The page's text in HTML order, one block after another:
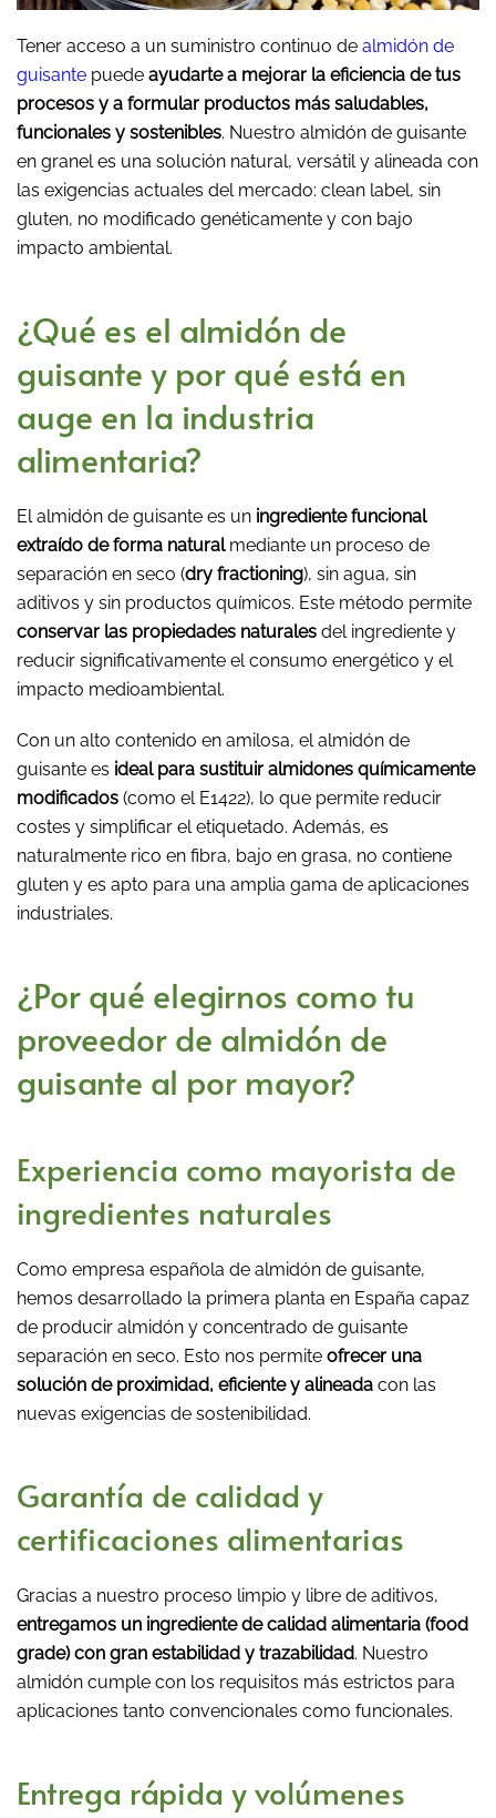
Tener acceso a un suministro continuo de almidón de
guisante puede ayudarte a mejorar la eficiencia de tus
procesos y a formular productos más saludables,
funcionales y sostenibles. Nuestro almidón de guisante
en granel es una solución natural, versátil y alineada con
las exigencias actuales del mercado: clean label, sin
gluten, no modificado genéticamente y con bajo
impacto ambiental.
¿Qué es el almidón de
guisante y por qué está en
auge en la industria
alimentaria?
El almidón de guisante es un ingrediente funcional
extraído de forma naturalmediante un proceso de
separación en seco (dry fractioning), sin agua, sin
aditivos y sin productos químicos. Este método permite
conservar las propiedades naturales del ingrediente y
reducir significativamente el consumo energético y el
impacto medioambiental.
Con un alto contenido en amilosa, el almidón de
guisante es ideal para sustituir almidones químicamente
modificados (como el E1422), lo que permite reducir
costes y simplificar el etiquetado. Además, es
naturalmente rico en fibra, bajo en grasa, no contiene
gluten y es apto para una amplia gama de aplicaciones
industriales.
¿Por qué elegirnos como tu
proveedor de almidón de
guisante al por mayor?
Experiencia como mayorista de
ingredientes naturales
Como empresa española de almidón de guisante,
hemos desarrollado la primera planta en España capaz
de producir almidón y concentrado de guisante
separación en seco. Esto nos permite ofrecer una
solución de proximidad, eficiente y alineada con las
nuevas exigencias de sostenibilidad.
Garantía de calidad y
certificaciones alimentarias
Gracias a nuestro proceso limpio y libre de aditivos,
entregamos un ingrediente de calidad alimentaria (food
grade) con gran estabilidad y trazabilidad. Nuestro
almidón cumple con los requisitos más estrictos para
aplicaciones tanto convencionales como funcionales.
Entrega rápida y volúmenes